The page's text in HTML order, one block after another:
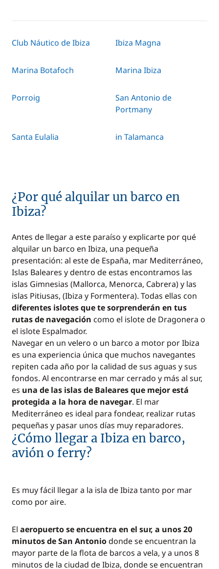
Club Náutico de Ibiza Ibiza Magna
Marina Botafoch Marina Ibiza
Porroig
San Antonio de
Portmany
Santa Eulalia in Talamanca
¿Por qué alquilar un barco en
Ibiza?
Antes de llegar a este paraíso y explicarte por qué
alquilar un barco en Ibiza, una pequeña
presentación: al este de España, mar Mediterráneo,
Islas Baleares y dentro de estas encontramos las
islas Gimnesias (Mallorca, Menorca, Cabrera) y las
islas Pitiusas, (Ibiza y Formentera). Todas ellas con
diferentes islotes que te sorprenderán en tus
rutas de navegación como el islote de Dragonera o
el islote Espalmador.
Navegar en un velero o un barco a motor por Ibiza
es una experiencia única que muchos navegantes
repiten cada año por la calidad de sus aguas y sus
fondos. Al encontrarse en mar cerrado y más al sur,
es una de las islas de Baleares que mejor está
protegida a la hora de navegar. El mar
Mediterráneo es ideal para fondear, realizar rutas
pequeñas y pasar unos días muy reparadores.
¿Cómo llegar a Ibiza en barco,
avión o ferry?
Es muy fácil llegar a la isla de Ibiza tanto por mar
como por aire.
El aeropuerto se encuentra en el sur, a unos 20
minutos de San Antoniodonde se encuentran la
mayor parte de la flota de barcos a vela, y a unos 8
minutos de la ciudad de Ibiza, donde se encuentran